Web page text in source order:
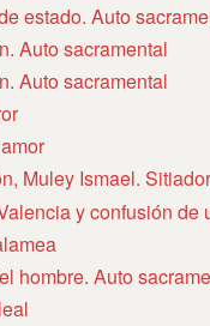
estado. Auto
Auto sacramental
Auto sacramental
Muley Ismael.
y confusión de
hombre. Auto